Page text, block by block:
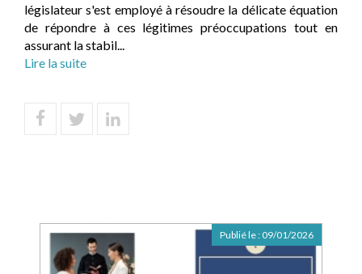
législateur s'est employé à résoudre la délicate équation
de répondre à ces légitimes préoccupations tout en
assurant la stabil...
Lire la suite
Publié le : 09/01/2026